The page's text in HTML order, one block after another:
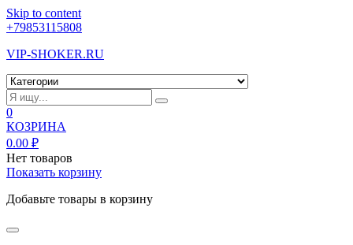
Skip to content
+79853115808
VIP-SHOKER.RU
0
КОЗРИНА
0.00 ₽
Нет товаров
Показать корзину
Добавьте товары в корзину